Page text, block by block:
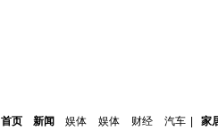
首页 新闻 娱体 娱体 财经 汽车 家